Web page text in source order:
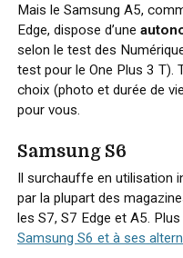
Mais le Samsung A5,
Edge, dispose d’une
selon le test des
test pour le One Plus 3 T).
choix (photo et durée de
pour vous.
Samsung S6
Il surchauffe en utilisation
par la plupart des
les S7, S7 Edge et A5.
Samsung S6 et à ses